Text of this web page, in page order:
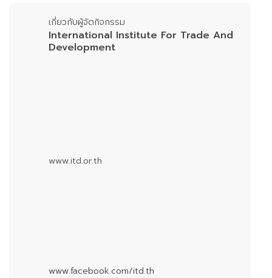
เกี่ยวกับผู้จัดกิจกรรม
International Institute For Trade And
Development
www.itd.or.th
www.facebook.com/itd.th